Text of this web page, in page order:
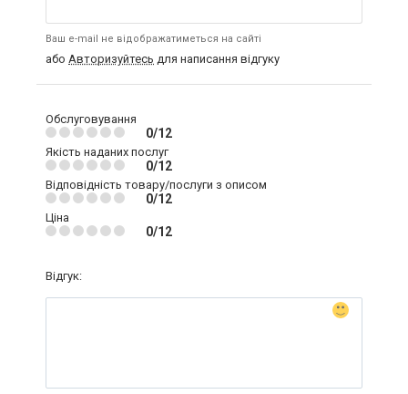
Ваш e-mail не відображатиметься на сайті
або Авторизуйтесь для написання відгуку
Обслуговування
0/12
Якість наданих послуг
0/12
Відповідність товару/послуги з описом
0/12
Ціна
0/12
Відгук: